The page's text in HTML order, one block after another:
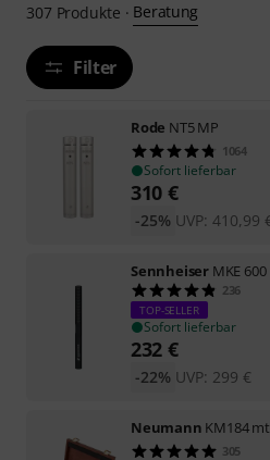
307 Produkte · Beratung
Filter
Rode NT5 MP
1064
Sofort lieferbar
310 €
UVP: 410,99
-25%
Sennheiser MKE 600
236
TOP-SELLER
Sofort lieferbar
232 €
UVP: 299 €
-22%
Neumann KM184
305